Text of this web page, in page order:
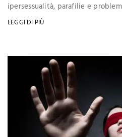
ipersessualità, parafilie e
LEGGI DI PIÙ